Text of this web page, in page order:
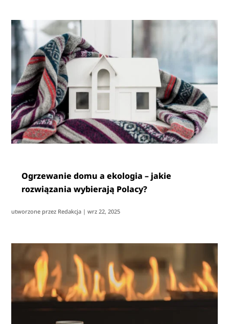
Ogrzewanie domu a ekologia – jakie
rozwiązania wybierają Polacy?
utworzone przez Redakcja |wrz 22, 2025